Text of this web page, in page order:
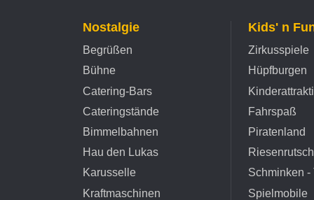
Nostalgie
Begrüßen
Bühne
Catering-Bars
Cateringstände
Bimmelbahnen
Hau den Lukas
Karusselle
Kraftmaschinen
Kids' n
Zirkusspiele
Hüpfburgen
Fahrspaß
Piratenland
Schminken -
Spielmobile